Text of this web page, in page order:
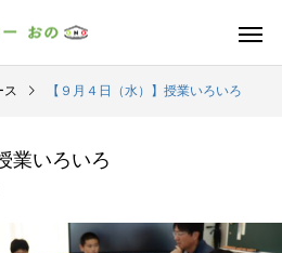
ス 【９月４日（水）】授業いろいろ
業いろいろ